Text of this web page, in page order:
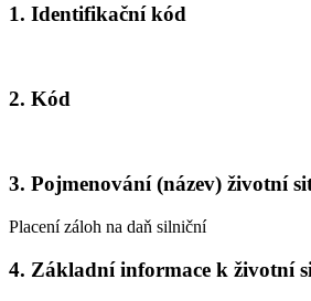
1. Identifikační kód
2. Kód
3. Pojmenování (název) životní
Placení záloh na daň silniční
4. Základní informace k životní